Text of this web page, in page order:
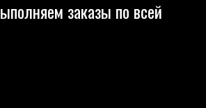
заказы по всей